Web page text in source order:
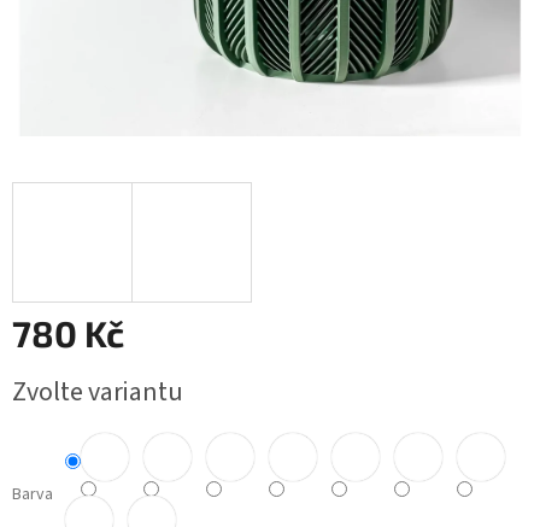
780 Kč
cena:
Zvolte variantu
Barva